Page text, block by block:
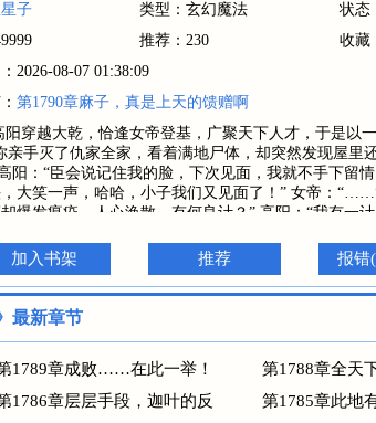
子 类型：玄幻魔法
状态
推荐：230
收藏
2026-08-07 01:38:09
第1790章麻子，真是上天的馈赠啊
阳穿越大乾，恰逢女帝登基，广聚天下人才，于是以
亲手灭了仇家全家，看着满地尸体，却突然发现屋里
阳：“臣会说记住我的脸，下次见面，我就不手下留
大笑一声，哈哈，小子我们又见面了！” 女帝：
爆发瘟疫，人心涣散，有何良计？” 高阳：“我有一
云淡的高阳，嘴角一抽，“朕这是找了个活阎王啊！” --
加入书架 推荐 报错
最新章节
1789章成败……在此一举！
第1788章全天
1786章层层手段，迦叶的反
第1785章此地